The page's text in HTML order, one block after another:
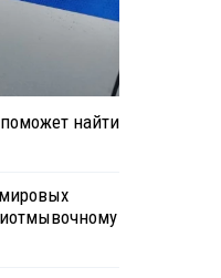
найти